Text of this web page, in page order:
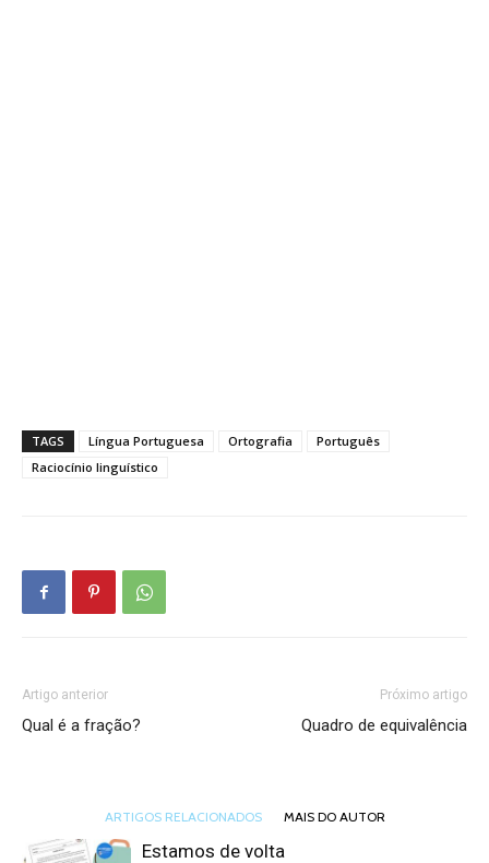
TAGS Língua Portuguesa Ortografia
Português
Raciocínio linguístico
Artigo anterior
Qual é a fração?
Próximo artigo
Quadro de equivalência
ARTIGOS RELACIONADOS MAIS DO AUTOR
Estamos de volta